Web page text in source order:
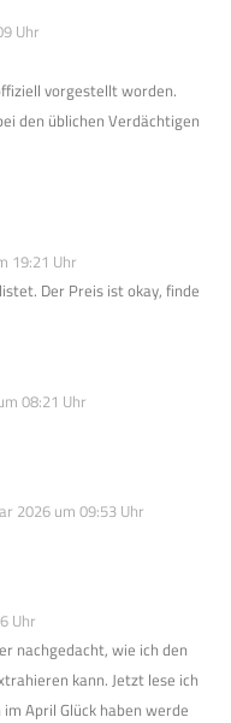
Uhr
vorgestellt worden.
den üblichen Verdächtigen
19:21 Uhr
Der Preis ist okay, finde
08:21 Uhr
2026 um 09:53 Uhr
Uhr
nachgedacht, wie ich den
kann. Jetzt lese ich
April Glück haben werde